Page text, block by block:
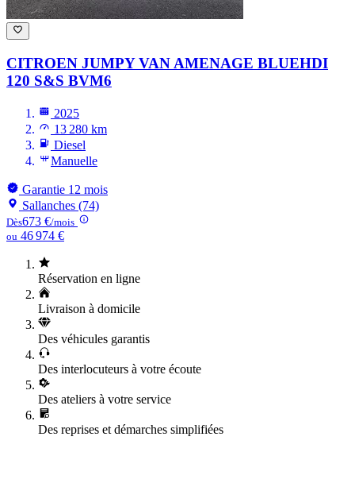
CITROEN JUMPY VAN AMENAGE BLUEHDI
120 S&S BVM6
2025
13 280 km
Diesel
Manuelle
Garantie 12 mois
Sallanches (74)
Dès673 €/mois
ou 46 974 €
Réservation en ligne
Livraison à domicile
Des véhicules garantis
Des interlocuteurs à votre écoute
Des ateliers à votre service
Des reprises et démarches simplifiées